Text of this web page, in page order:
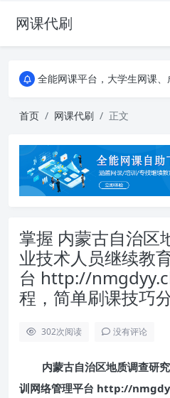
网课代刷
AI论文写作平台，根据真实文
全能网课平台，大学生网课、成教、培训
全能网课平台，大学生网课、成教、培训
首页 网课代刷 正文
掌握 内蒙古自治区
业技术人员继续教
台 http://
程，简单刷课技巧
302次阅读 没有评论
内蒙古自治区地质调查研
训网络管理平台 http://